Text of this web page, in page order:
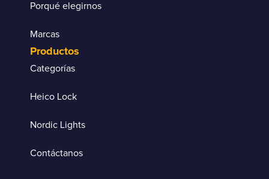
Porqué elegirnos
Marcas
Productos
Categorías
Heico Lock
Nordic Lights
Contáctanos